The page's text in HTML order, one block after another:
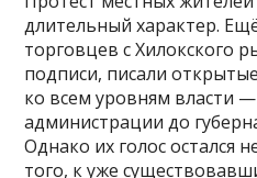
длительный характер.
торговцев с Хилокского
подписи, писали
ко всем уровням власти
администрации до
Однако их голос остался
того, к уже